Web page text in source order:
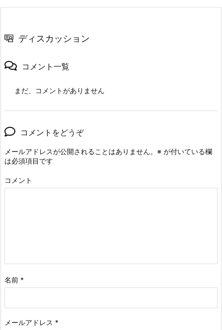
ディスカッション
コメント一覧
まだ、コメントがありません
コメントをどうぞ
メールアドレスが公開されることはありません。 ※ が付いている欄
は必須項目です
コメント
名前 *
メールアドレス *